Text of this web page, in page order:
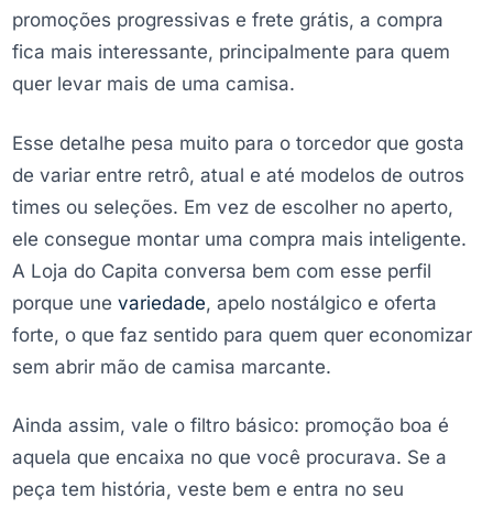
promoções progressivas e frete grátis, a compra
fica mais interessante, principalmente para quem
quer levar mais de uma camisa.
Esse detalhe pesa muito para o torcedor que gosta
de variar entre retrô, atual e até modelos de outros
times ou seleções. Em vez de escolher no aperto,
ele consegue montar uma compra mais inteligente.
A Loja do Capita conversa bem com esse perfil
porque une variedade, apelo nostálgico e oferta
forte, o que faz sentido para quem quer economizar
sem abrir mão de camisa marcante.
Ainda assim, vale o filtro básico: promoção boa é
aquela que encaixa no que você procurava. Se a
peça tem história, veste bem e entra no seu